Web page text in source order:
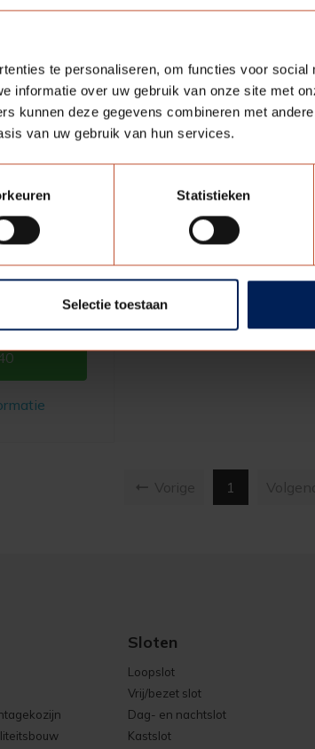
te personaliseren, om functies voor social
informatie over uw gebruik van onze site met
kunnen deze gegevens combineren met
van uw gebruik van hun services.
Statistieken
Selectie toestaan
€ 2,50
stomp
Vorige 1 ( current )
Sloten
Loopslot
Vrij/bezet slot
Dag- en nachtslot
Kastslot